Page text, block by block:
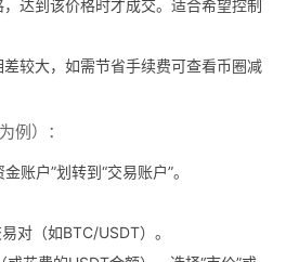
达到该价格时才成交。适合希望控制
较大，如需节省手续费可查看币圈减
例）：
账户”划转到“交易账户”。
对（如BTC/USDT）。